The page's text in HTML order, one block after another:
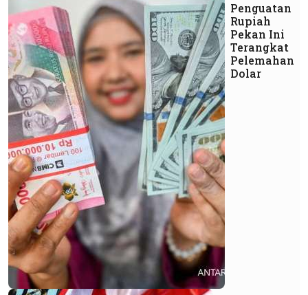
Penguatan
Rupiah
Pekan Ini
Terangkat
Pelemahan
Dolar